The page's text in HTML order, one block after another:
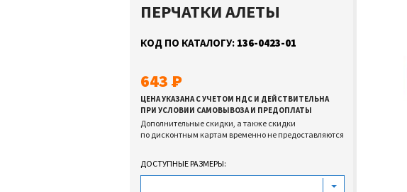
ПЕРЧАТКИ АЛЕТЫ
КОД ПО КАТАЛОГУ: 136-0423-01
643
ЦЕНА УКАЗАНА С УЧЕТОМ НДС И ДЕЙСТВИТЕЛЬНА
ПРИ УСЛОВИИ САМОВЫВОЗА И ПРЕДОПЛАТЫ
Дополнительные скидки, а также скидки
по дисконтным картам временно не предоставляются
ДОСТУПНЫЕ РАЗМЕРЫ: